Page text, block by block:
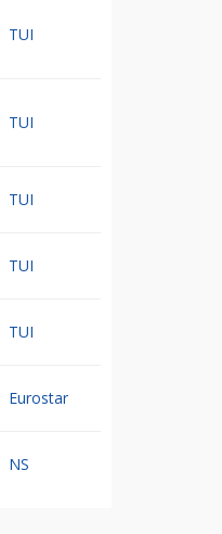
TUI
TUI
TUI
TUI
TUI
Eurostar
NS